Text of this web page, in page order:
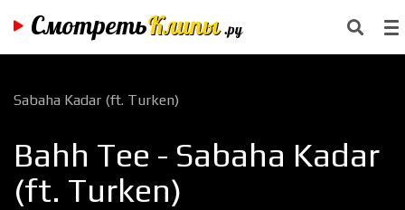
СмотретьКлипы .ру
Sabaha Kadar (ft. Turken)
Bahh Tee - Sabaha Kadar
(ft. Turken)